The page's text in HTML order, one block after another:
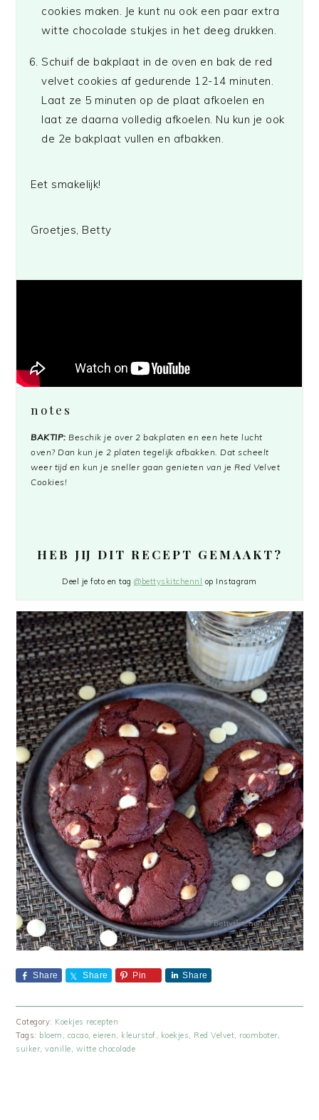
cookies maken. Je kunt nu ook een paar extra
witte chocolade stukjes in het deeg drukken.
Schuif de bakplaat in de oven en bak de red
velvet cookies af gedurende 12-14 minuten.
Laat ze 5 minuten op de plaat afkoelen en
laat ze daarna volledig afkoelen. Nu kun je ook
de 2e bakplaat vullen en afbakken.
Eet smakelijk!
Groetjes, Betty
notes
BAKTIP: Beschik je over 2 bakplaten en een hete lucht
oven? Dan kun je 2 platen tegelijk afbakken. Dat scheelt
weer tijd en kun je sneller gaan genieten van je Red Velvet
Cookies!
HEB JIJ DIT RECEPT GEMAAKT?
Deel je foto en tag@bettyskitchennl op Instagram
Share Share Pin Share
Category: Koekjes recepten
Tags: bloem cacao ,eieren kleurstof koekjes Red Velvet roomboter
suiker ,vanille witte chocolade